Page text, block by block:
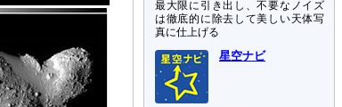
最大限に引き出し、不要なノイズ
は徹底的に除去して美しい天体写
真に仕上げる
星空ナビ